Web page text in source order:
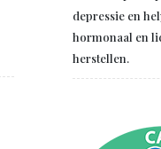
depressie en
hormonaal en
herstellen.